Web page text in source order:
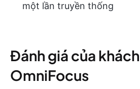
một lần truyền thống
Đánh giá của
OmniFocus